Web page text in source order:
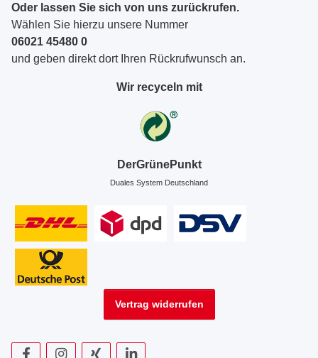
Oder lassen Sie sich von uns zurückrufen.
Wählen Sie hierzu unsere Nummer
06021 45480 0
und geben direkt dort Ihren Rückrufwunsch an.
Wir recyceln mit
DerGrünePunkt
Duales System Deutschland
Vertrag widerrufen